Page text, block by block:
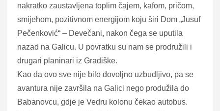
nakratko zaustavljena toplim čajem, kafom, pričom,
smijehom, pozitivnom energijom koju širi Dom „Jusuf
Pečenković“ – Devečani, nakon čega se uputila
nazad na Galicu. U povratku su nam se prodružili i
drugari planinari iz Gradiške.
Kao da ovo sve nije bilo dovoljno uzbudljivo, pa se
avantura nije završila na Galici nego produžila do
Babanovcu, gdje je Vedru kolonu čekao autobus.